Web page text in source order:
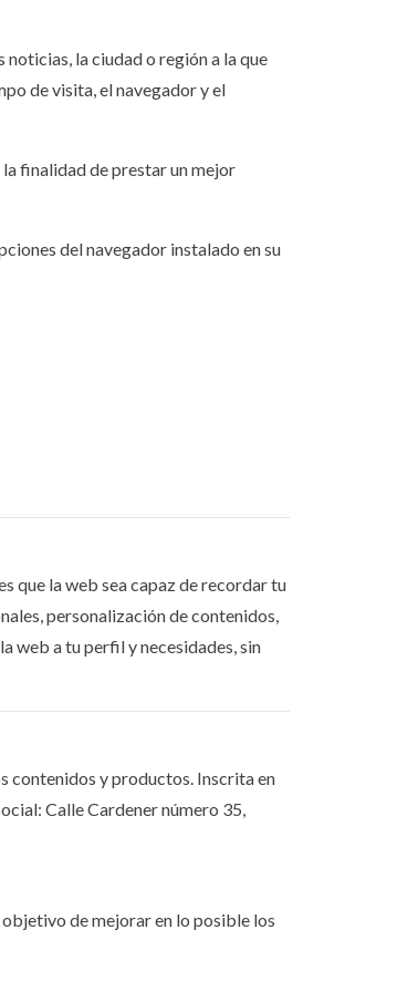
la ciudad o región a la que
de visita, el navegador y el
finalidad de prestar un mejor
del navegador instalado en su
que la web sea capaz de recordar tu
personalización de contenidos,
web a tu perfil y necesidades, sin
contenidos y productos. Inscrita en
Calle Cardener número 35,
de mejorar en lo posible los